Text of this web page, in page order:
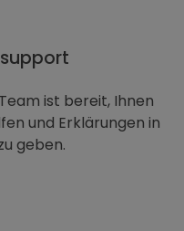
ist bereit, Ihnen
und Erklärungen in
geben.